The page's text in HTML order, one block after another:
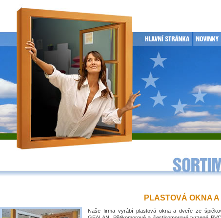
PLASTOVÁ OKNA A
Naše firma vyrábí plastová okna a dveře ze